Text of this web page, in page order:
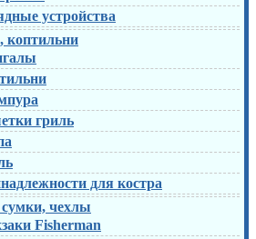
устройства
гриль
для костра
чехлы
Fisherman